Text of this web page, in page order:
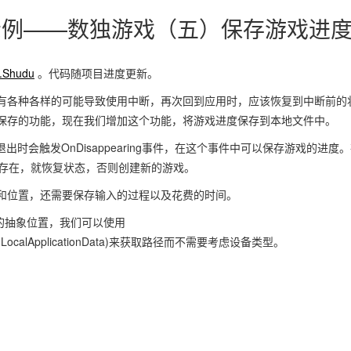
——数独游戏（五）保存游戏进度
。代码随项目进度更新。
种各样的可能导致使用中断，再次回到应用时，应该恢复到中断前的
的功能，现在我们增加这个功能，将游戏进度保存到本地文件中。
时会触发OnDisappearing事件，在这个事件中可以保存游戏的进度
，就恢复状态，否则创建新的游戏。
置，还需要保存输入的过程以及花费的时间。
象位置，我们可以使用
来获取路径而不需要考虑设备类型。